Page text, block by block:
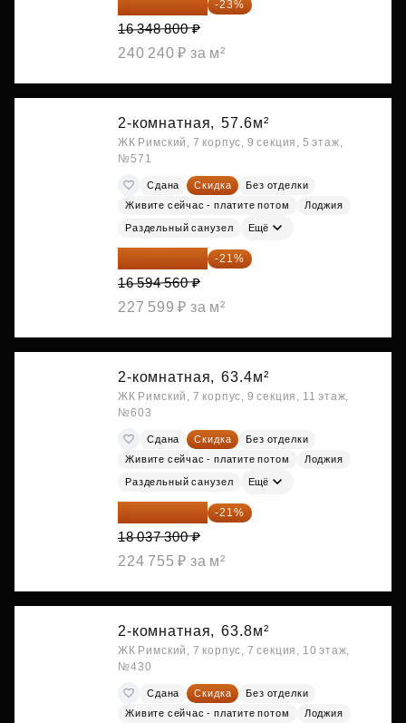
12 588 576 ₽ -23%
16 348 800 ₽
240 240 ₽ за м²
2-комнатная, 57.6м²
ЖК Римский, 7 корпус, 9 секция, 5 этаж,
№571
Сдана Скидка
Без отделки
Живите сейчас - платите потом
Лоджия
Раздельный санузел Ещё
13 109 702 ₽ -21%
16 594 560 ₽
227 599 ₽ за м²
2-комнатная, 63.4м²
ЖК Римский, 7 корпус, 9 секция, 11 этаж,
№603
Сдана Скидка
Без отделки
Живите сейчас - платите потом
Лоджия
Раздельный санузел Ещё
14 249 467 ₽ -21%
18 037 300 ₽
224 755 ₽ за м²
2-комнатная, 63.8м²
ЖК Римский, 7 корпус, 7 секция, 10 этаж,
№430
Сдана Скидка
Без отделки
Живите сейчас - платите потом
Лоджия